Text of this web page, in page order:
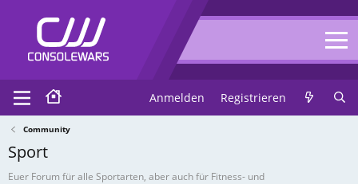
Anmelden Registrieren
Community
Sport
Euer Forum für alle Sportarten, aber auch für Fitness- und